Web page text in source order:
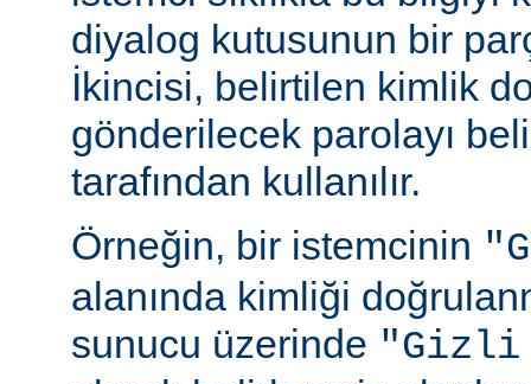
diyalog kutusunun bir
İkincisi, belirtilen kimlik
gönderilecek parolayı
tarafından kullanılır.
Örneğin, bir istemcinin
alanında kimliği
sunucu üzerinde "Gizli